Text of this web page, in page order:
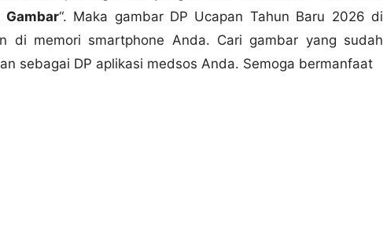
Gambar“. Maka gambar DP Ucapan Tahun Baru 2026 di
di memori smartphone Anda. Cari gambar yang sudah
sebagai DP aplikasi medsos Anda. Semoga bermanfaat